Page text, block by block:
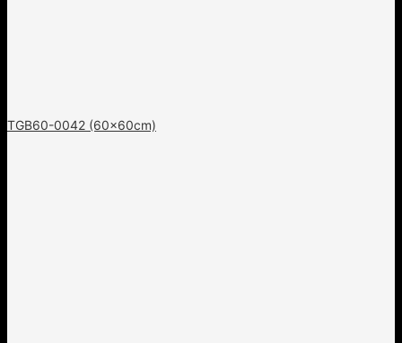
TGB60-0042 (60x60cm)